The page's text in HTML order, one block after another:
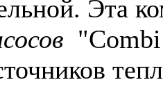
Эта